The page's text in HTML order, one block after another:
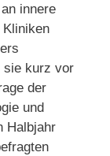
innere
Kliniken
sie kurz vor
der
und
Halbjahr